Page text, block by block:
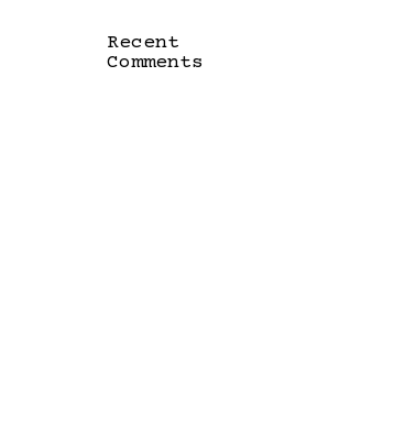
Recent
Comments